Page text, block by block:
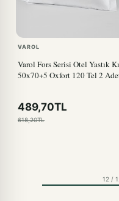
VAROL
Varol Fors Serisi Otel Yastık
50x70+5 Oxfort 120 Tel 2
489,70TL
618,20TL
12 /